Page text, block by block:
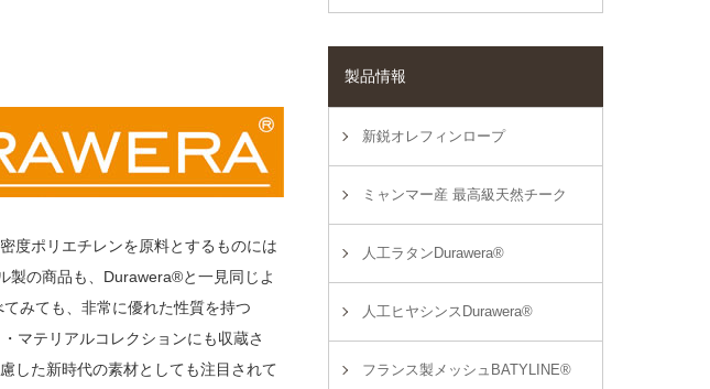
度ポリエチレンを原料とするものには
製の商品も、Durawera®と一見同じよ
みても、非常に優れた性質を持つ
マテリアルコレクションにも収蔵さ
した新時代の素材としても注目されて
製品情報
新鋭オレフィンロープ
ミャンマー産 最高級天然チーク
人工ラタンDurawera®
人工ヒヤシンスDurawera®
フランス製メッシュBATYLINE®